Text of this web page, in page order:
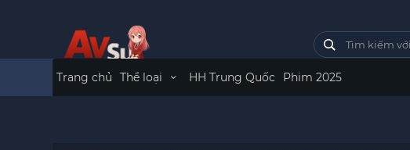
Trang chủ Thể loại HH Trung Quốc Phim 2025